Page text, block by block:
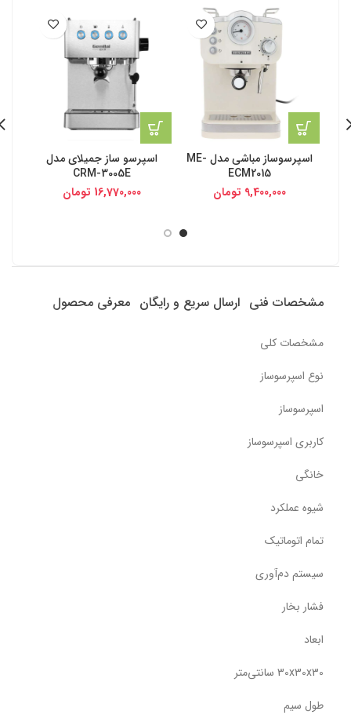
اسپرسوساز مباشی مدل ME-
ECM2015
9,400,000 تومان
اسپرسو ساز جمیلای مدل
CRM-3005E
16,770,000 تومان
مشخصات فنی ارسال سریع و رایگان معرفی محصول
مشخصات کلی
نوع اسپرسوساز
اسپرسوساز
کاربری اسپرسوساز
خانگی
شیوه عملکرد
تمام اتوماتیک
سیستم دم‌آوری
فشار بخار
ابعاد
30x30x30 سانتی‌متر
طول سیم